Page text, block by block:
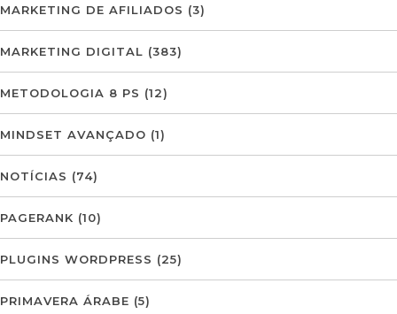
MARKETING DE AFILIADOS (3)
MARKETING DIGITAL (383)
METODOLOGIA 8 PS (12)
MINDSET AVANÇADO (1)
NOTÍCIAS (74)
PAGERANK (10)
PLUGINS WORDPRESS (25)
PRIMAVERA ÁRABE (5)